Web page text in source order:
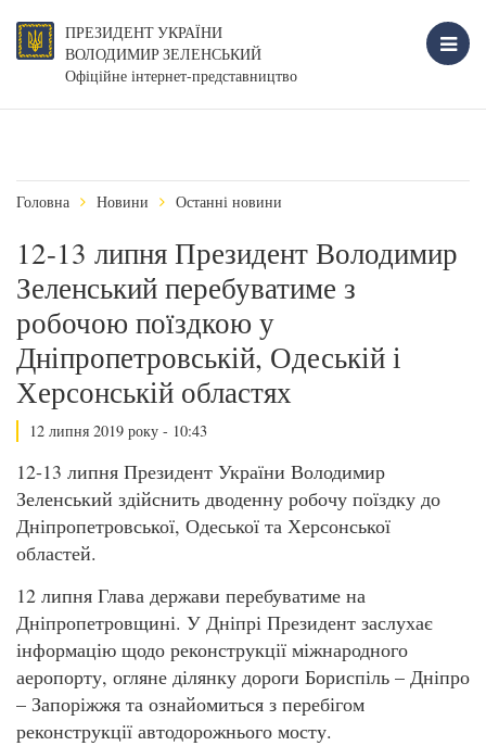
ПРЕЗИДЕНТ УКРАЇНИ
ВОЛОДИМИР ЗЕЛЕНСЬКИЙ
Офіційне інтернет-представництво
Головна Новини Останні новини
12-13 липня Президент Володимир
Зеленський перебуватиме з
робочою поїздкою у
Дніпропетровській, Одеській і
Херсонській областях
12 липня 2019 року - 10:43
12-13 липня Президент України Володимир
Зеленський здійснить дводенну робочу поїздку до
Дніпропетровської, Одеської та Херсонської
областей.
12 липня Глава держави перебуватиме на
Дніпропетровщині. У Дніпрі Президент заслухає
інформацію щодо реконструкції міжнародного
аеропорту, огляне ділянку дороги Бориспіль – Дніпро
– Запоріжжя та ознайомиться з перебігом
реконструкції автодорожнього мосту.